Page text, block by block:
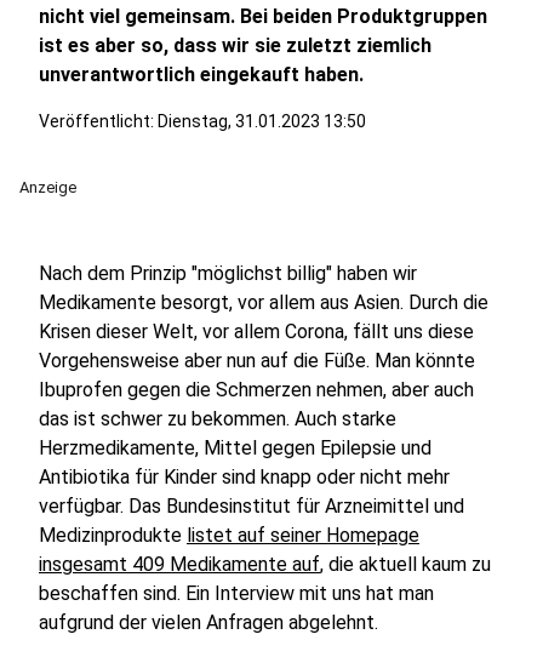
nicht viel gemeinsam. Bei beiden Produktgruppen
ist es aber so, dass wir sie zuletzt ziemlich
unverantwortlich eingekauft haben.
Veröffentlicht: Dienstag, 31.01.2023 13:50
Anzeige
Nach dem Prinzip "möglichst billig" haben wir
Medikamente besorgt, vor allem aus Asien. Durch die
Krisen dieser Welt, vor allem Corona, fällt uns diese
Vorgehensweise aber nun auf die Füße. Man könnte
Ibuprofen gegen die Schmerzen nehmen, aber auch
das ist schwer zu bekommen. Auch starke
Herzmedikamente, Mittel gegen Epilepsie und
Antibiotika für Kinder sind knapp oder nicht mehr
verfügbar. Das Bundesinstitut für Arzneimittel und
Medizinprodukte listet auf seiner Homepage
insgesamt 409 Medikamente auf, die aktuell kaum zu
beschaffen sind. Ein Interview mit uns hat man
aufgrund der vielen Anfragen abgelehnt.